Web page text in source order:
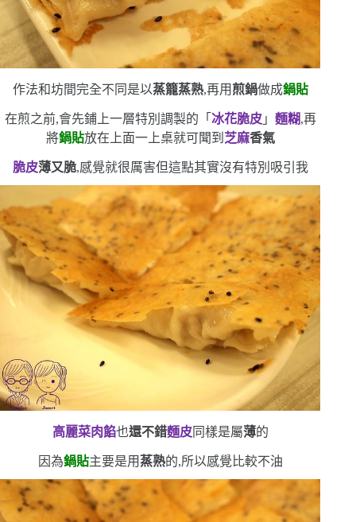
作法和坊間完全不同 是以蒸籠蒸熟,再用 煎鍋做成鍋貼
在煎之前,會先鋪上一層特別調製的「 冰花脆皮」 麵糊,再
將鍋貼放在上面一上桌就可聞到 芝麻香氣
脆皮薄又脆,感覺就很厲害但這點其實沒有特別吸引我
高麗菜肉餡也還不錯麵皮同樣是屬薄的
因為鍋貼主要是用蒸熟的,所以感覺比較不油